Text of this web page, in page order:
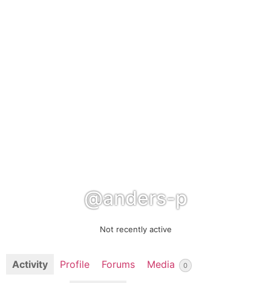
@anders-p
Not recently active
Activity Profile Forums Media 0